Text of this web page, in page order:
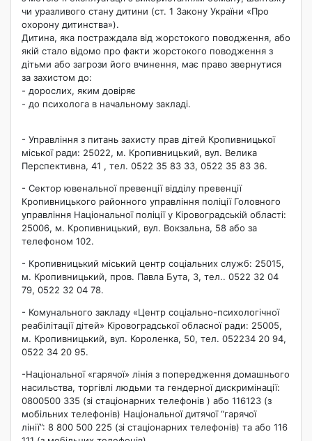
чи уразливого стану дитини (ст. 1 Закону України «Про
охорону дитинства»).
Дитина, яка постраждала від жорстокого поводження, або
якій стало відомо про факти жорстокого поводження з
дітьми або загрози його вчинення, має право звернутися
за захистом до:
- дорослих, яким довіряє
- до психолога в начальному закладі.
- Управління з питань захисту прав дітей Кропивницької
міської ради: 25022, м. Кропивницький, вул. Велика
Перспективна, 41 , тел. 0522 35 83 33, 0522 35 83 36.
- Сектор ювенальної превенції відділу превенції
Кропивницького районного управління поліції Головного
управління Національної поліції у Кіровоградській області:
25006, м. Кропивницький, вул. Вокзальна, 58 або за
телефоном 102.
- Кропивницький міський центр соціальних служб: 25015,
м. Кропивницький, пров. Павла Бута, 3, тел.. 0522 32 04
79, 0522 32 04 78.
- Комунального закладу «Центр соціально-психологічної
реабілітації дітей» Кіровоградської обласної ради: 25005,
м. Кропивницький, вул. Короленка, 50, тел. 052234 20 94,
0522 34 20 95.
-Національної «гарячої» лінія з попередження домашнього
насильства, торгівлі людьми та гендерної дискримінації:
0800500 335 (зі стаціонарних телефонів ) або 116123 (з
мобільних телефонів) Національної дитячої “гарячої
лінії”: 8 800 500 225 (зі стаціонарних телефонів) та або 116